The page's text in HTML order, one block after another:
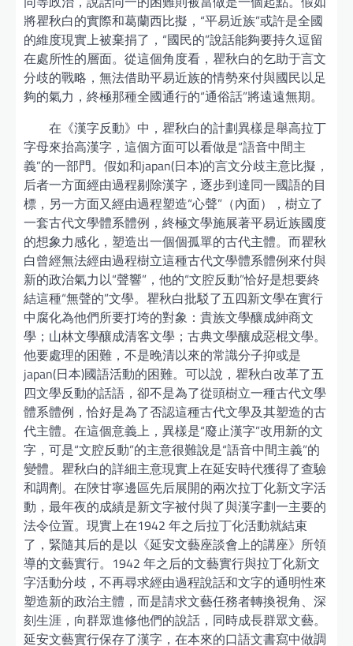
將瞿秋白的實際和葛蘭西比擬，“平易近族”或許是全國
的維度現實上被棄捐了，“國民的”說話能夠要持久逗留
在處所性的層面。從這個角度看，瞿秋白的乞助于言文
分歧的戰略，無法借助平易近族的情勢來付與國民以足
夠的氣力，終極那種全國通行的“通俗話”將遠遠無期。
在《漢字反動》中，瞿秋白的計劃異樣是舉高拉丁
字母來抬高漢字，這個方面可以看做是“語音中間主
義”的一部門。假如和japan(日本)的言文分歧主意比擬，
后者一方面經由過程剔除漢字，逐步到達同一國語的目
標，另一方面又經由過程塑造“心聲”（內面），樹立了
一套古代文學體系體例，終極文學施展著平易近族國度
的想象力感化，塑造出一個個孤單的古代主體。而瞿秋
白曾經無法經由過程樹立這種古代文學體系體例來付與
新的政治氣力以“聲響”，他的“文腔反動”恰好是想要終
結這種“無聲的”文學。瞿秋白批駁了五四新文學在實行
中腐化為他們所要打垮的對象：貴族文學釀成紳商文
學；山林文學釀成清客文學；古典文學釀成惡棍文學。
他要處理的困難，不是晚清以來的常識分子抑或是
japan(日本)國語活動的困難。可以說，瞿秋白改革了五
四文學反動的話語，卻不是為了從頭樹立一種古代文學
體系體例，恰好是為了否認這種古代文學及其塑造的古
代主體。在這個意義上，異樣是“廢止漢字”改用新的文
字，可是“文腔反動”的主意很難說是“語音中間主義”的
變體。瞿秋白的詳細主意現實上在延安時代獲得了查驗
和調劑。在陜甘寧邊區先后展開的兩次拉丁化新文字活
動，最年夜的成績是新文字被付與了與漢字劃一主要的
法令位置。現實上在1942 年之后拉丁化活動就結束
了，緊隨其后的是以《延安文藝座談會上的講座》所領
導的文藝實行。1942 年之后的文藝實行與拉丁化新文
字活動分歧，不再尋求經由過程說話和文字的通明性來
塑造新的政治主體，而是請求文藝任務者轉換視角、深
刻生涯，向群眾進修他們的說話，同時成長群眾文藝。
延安文藝實行保存了漢字，在本來的口語文書寫中做調